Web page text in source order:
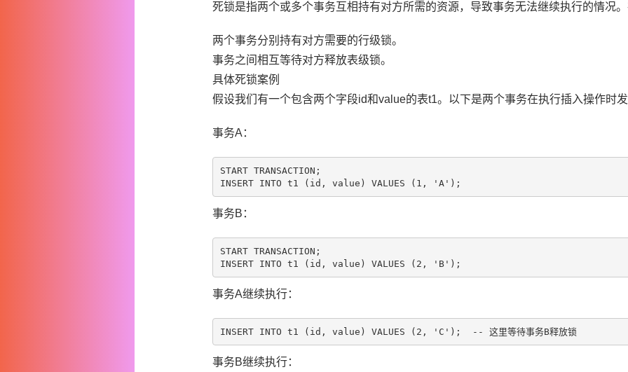
死锁是指两个或多个事务互相持有对方所需的资源，导致事务无法继续执行的情况
两个事务分别持有对方需要的行级锁。
事务之间相互等待对方释放表级锁。
具体死锁案例
假设我们有一个包含两个字段id和value的表t1。以下是两个事务在执行插入操作时发
事务A：
START TRANSACTION;
事务B：
START TRANSACTION;
事务A继续执行：
事务B继续执行：